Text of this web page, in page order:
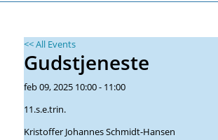
<< All Events
Gudstjeneste
feb09,2025 10:00 - 11:00
11.s.e.trin.
Kristoffer Johannes Schmidt-Hansen